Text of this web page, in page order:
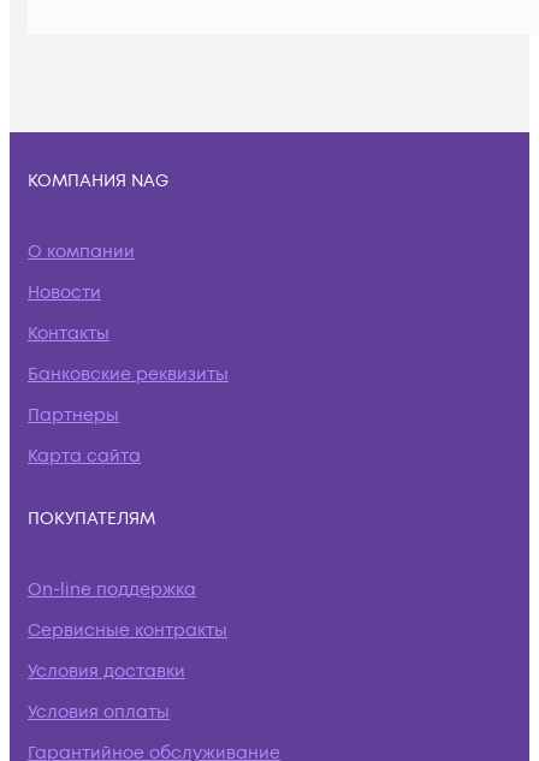
КОМПАНИЯ NAG
О компании
Новости
Контакты
Банковские реквизиты
Партнеры
Карта сайта
ПОКУПАТЕЛЯМ
On-line поддержка
Сервисные контракты
Условия доставки
Условия оплаты
Гарантийное обслуживание